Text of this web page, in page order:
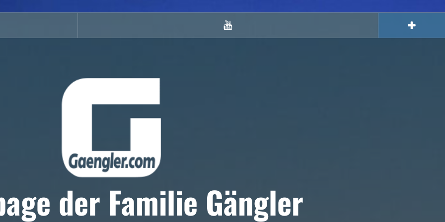
Youtube
der Familie Gängler